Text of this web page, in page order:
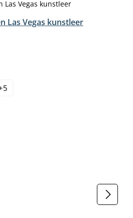
Las Vegas kunstleer
niet beschikbaar.)
niet beschikbaar.)
5